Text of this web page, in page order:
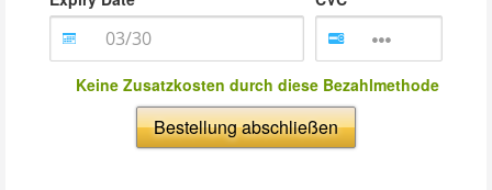
Keine Zusatzkosten durch diese Bezahlmethode
Bestellung abschließen